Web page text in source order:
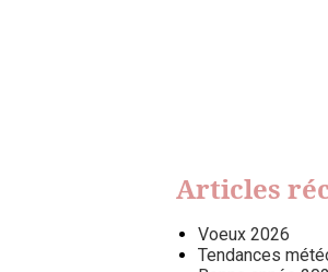
Articles
Voeux 2026
Tendances